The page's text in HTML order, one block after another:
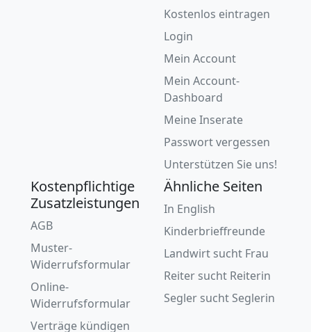
Kostenlos eintragen
Login
Mein Account
Mein Account-
Dashboard
Meine Inserate
Passwort vergessen
Unterstützen Sie uns!
Kostenpflichtige
Zusatzleistungen
AGB
Muster-
Widerrufsformular
Online-
Widerrufsformular
Verträge kündigen
Ähnliche Seiten
In English
Kinderbrieffreunde
Landwirt sucht Frau
Reiter sucht Reiterin
Segler sucht Seglerin